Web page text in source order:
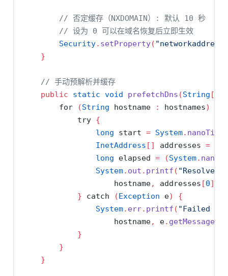
// 否定缓存（NXDOMAIN）: 默认 10 秒
// 设为 0 可以在域名恢复后立即生效
Security. setProperty(
}
// 手动预解析并缓存
public
static void prefetchDns (String []
for
(String hostname : hostnames)
try {
long start = System. nanoTime
InetAddress [] addresses =
long elapsed = (System.
System. out . printf ( "Resolved
                    hostname
, addresses [0].
}
catch (Exception e)
{
System. err. printf ( "Failed
                    hostname
, e. getMessage
}
}
}